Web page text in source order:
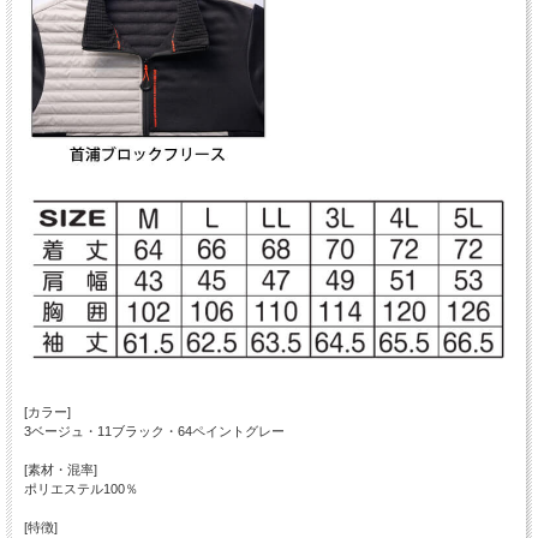
[カラー]
3ベージュ・11ブラック・64ペイントグレー
[素材・混率]
ポリエステル100％
[特徴]